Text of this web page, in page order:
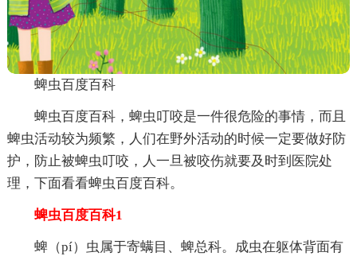
蜱虫百度百科
蜱虫百度百科，蜱虫叮咬是一件很危险的事情，而且
蜱虫活动较为频繁，人们在野外活动的时候一定要做好防
护，防止被蜱虫叮咬，人一旦被咬伤就要及时到医院处
理，下面看看蜱虫百度百科。
蜱虫百度百科1
蜱（pí）虫属于寄螨目、蜱总科。成虫在躯体背面有